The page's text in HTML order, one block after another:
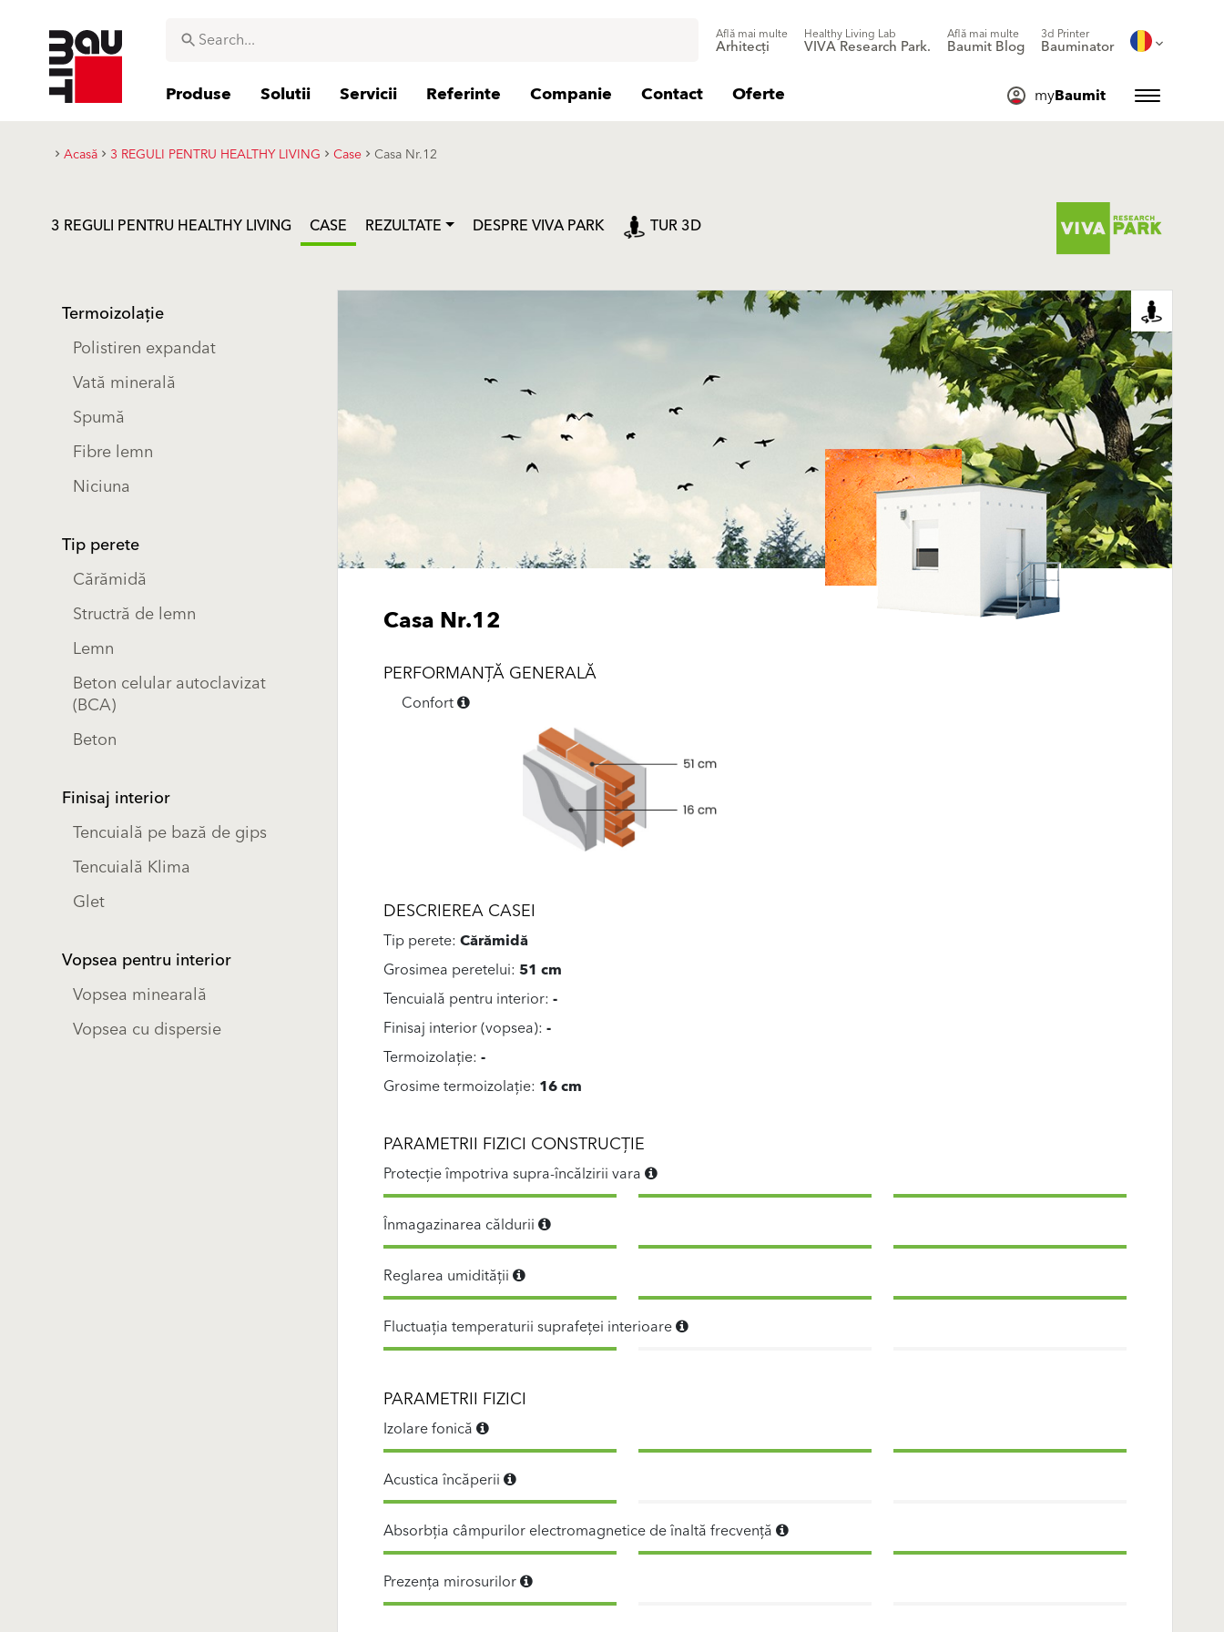
Află mai multe
Arhitecți
Healthy Living Lab
VIVA Research Park.
Află mai multe
Baumit Blog
3d Printer
Bauminator
Produse Solutii Servicii Referinte Companie Contact Oferte myBaumit
Acasă 3 REGULI PENTRU HEALTHY LIVING Case Casa Nr.12
3 REGULI PENTRU HEALTHY LIVING CASE REZULTATE DESPRE VIVA PARK TUR 3D
Termoizolație
Polistiren expandat
Vată minerală
Spumă
Fibre lemn
Niciuna
Tip perete
Cărămidă
Structră de lemn
Lemn
Beton celular autoclavizat
(BCA)
Beton
Finisaj interior
Tencuială pe bază de gips
Tencuială Klima
Glet
Vopsea pentru interior
Vopsea minearală
Vopsea cu dispersie
Casa Nr.12
PERFORMANȚĂ GENERALĂ
Confort
DESCRIEREA CASEI
Tip perete:Cărămidă
Grosimea peretelui:51 cm
Tencuială pentru interior:-
Finisaj interior (vopsea):-
Termoizolație:-
Grosime termoizolație: 16 cm
PARAMETRII FIZICI CONSTRUCȚIE
Protecție împotriva supra-încălzirii vara
Înmagazinarea căldurii
Reglarea umidității
Fluctuația temperaturii suprafeței interioare
PARAMETRII FIZICI
Izolare fonică
Acustica încăperii
Absorbția câmpurilor electromagnetice de înaltă frecvență
Prezența mirosurilor